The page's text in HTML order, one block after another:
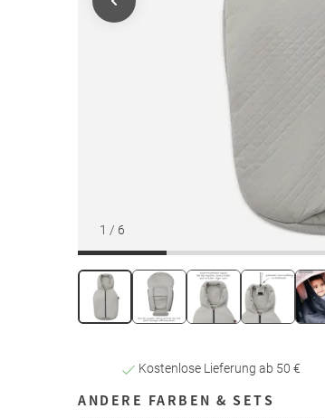
1 / 6
Kostenlose Lieferung ab 50 €
ANDERE FARBEN & SETS